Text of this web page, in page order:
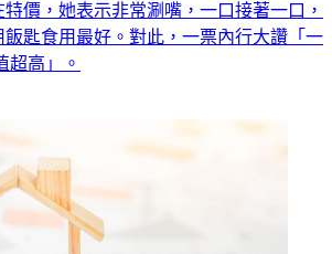
特價，她表示非常涮嘴，一口接著一口，
匙食用最好。對此，一票內行大讚「一
超高」。